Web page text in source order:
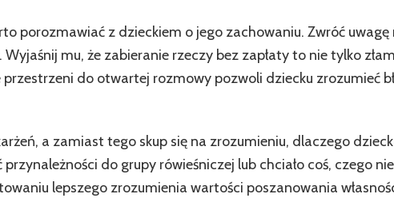
porozmawiać z dzieckiem o jego zachowaniu. Zwróć uwagę
Wyjaśnij mu, że zabieranie rzeczy bez zapłaty to nie tylko
do otwartej rozmowy pozwoli dziecku zrozumieć
a zamiast tego skup się na zrozumieniu, dlaczego
do grupy rówieśniczej lub chciało coś, czego
lepszego zrozumienia wartości poszanowania